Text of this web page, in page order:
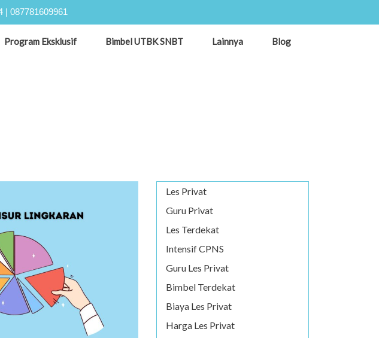
| 087781609961
Program Eksklusif Bimbel UTBK SNBT Lainnya Blog
Les Privat
Guru Privat
Les Terdekat
Intensif CPNS
Guru Les Privat
Bimbel Terdekat
Biaya Les Privat
Harga Les Privat